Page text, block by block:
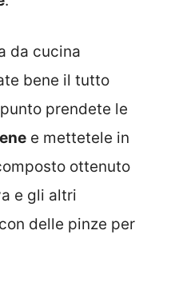
da cucina
bene il tutto
prendete le
e mettetele in
ottenuto
e gli altri
delle pinze per